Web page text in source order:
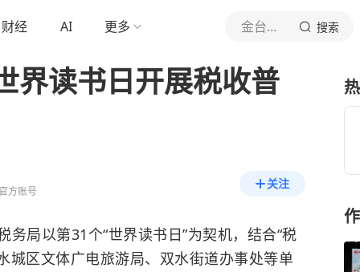
财经 AI 更多 金台资讯 搜索
界读书日开展税收普
方账号
关注
局以第31个“世界读书日”为契机，结合“税
城区文体广电旅游局、双水街道办事处等单